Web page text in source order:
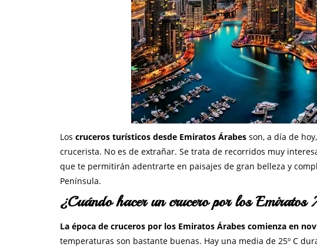
Los cruceros turísticos desde Emiratos Árabes son, a día de
crucerista. No es de extrañar. Se trata de recorridos muy
que te permitirán adentrarte en paisajes de gran belleza y
Península.
¿Cuándo hacer un crucero por los Emiratos
La época de cruceros por los Emiratos Árabes comienza en
temperaturas son bastante buenas. Hay una media de 25º C